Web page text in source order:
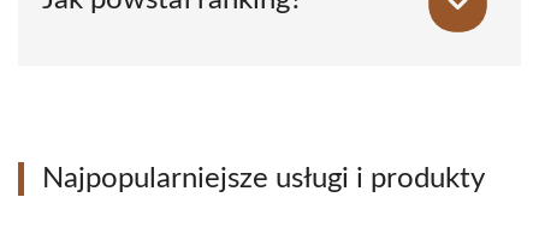
Najpopularniejsze usługi i produkty